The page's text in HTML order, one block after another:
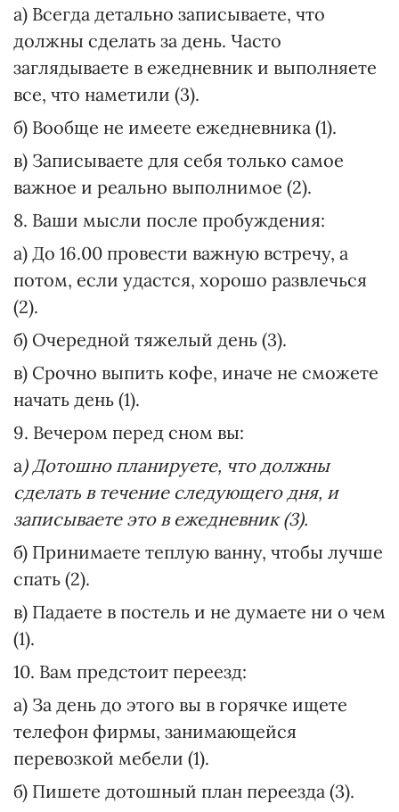
а) Всегда детально записываете, что
должны сделать за день. Часто
заглядываете в ежедневник и выполняете
все, что наметили (3).
б) Вообще не имеете ежедневника (1).
в) Записываете для себя только самое
важное и реально выполнимое (2).
8. Ваши мысли после пробуждения:
а) До 16.00 провести важную встречу, а
потом, если удастся, хорошо развлечься
(2).
б) Очередной тяжелый день (3).
в) Срочно выпить кофе, иначе не сможете
начать день (1).
9. Вечером перед сном вы:
а) Дотошно планируете, что должны
сделать в течение следующего дня, и
записываете это в ежедневник (3).
б) Принимаете теплую ванну, чтобы лучше
спать (2).
в) Падаете в постель и не думаете ни о чем
(1).
10. Вам предстоит переезд:
а) За день до этого вы в горячке ищете
телефон фирмы, занимающейся
перевозкой мебели (1).
б) Пишете дотошный план переезда (3).